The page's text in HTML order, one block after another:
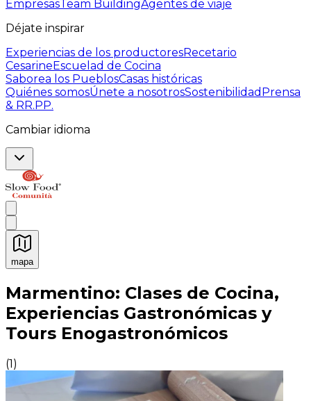
Empresas Team BuildingAgentes de viaje
Déjate inspirar
Experiencias de los productoresRecetario
CesarineEscuelad de Cocina
Saborea los PueblosCasas históricas
Quiénes somosÚnete a nosotrosSostenibilidad Prensa
& RR.PP.
Cambiar idioma
mapa
Experiencias culinarias inolvidables: Experiencias
Marmentino: Clases de Cocina,
Experiencias Gastronómicas y
Tours Enogastronómicos
(1)